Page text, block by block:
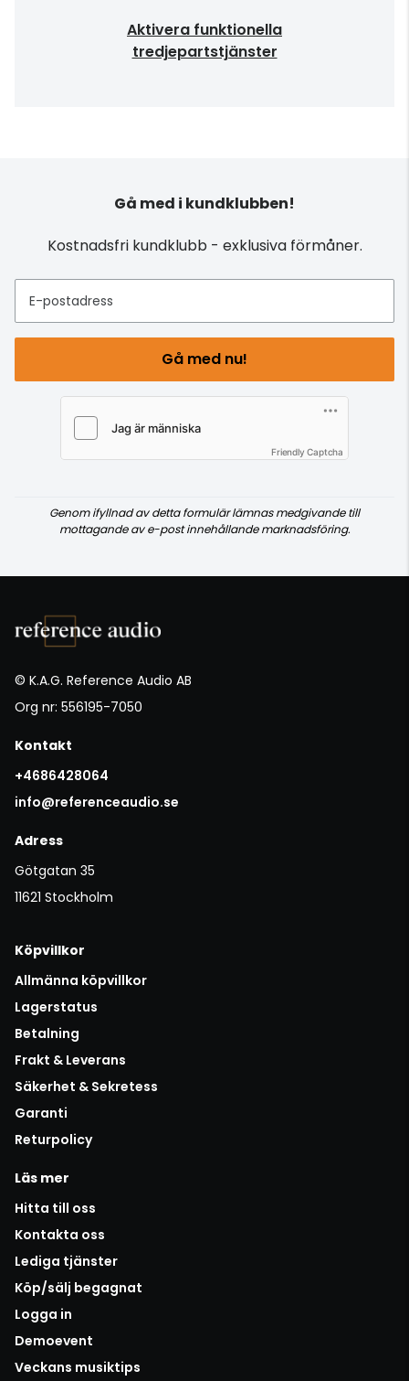
Aktivera funktionella
tredjepartstjänster
Gå med i kundklubben!
Kostnadsfri kundklubb - exklusiva förmåner.
E-postadress
Gå med nu!
Friendly Captcha
Genom ifyllnad av detta formulär lämnas medgivande till
mottagande av e-post innehållande marknadsföring.
© K.A.G. Reference Audio AB
Org nr: 556195-7050
Kontakt
+4686428064
info@referenceaudio.se
Adress
Götgatan 35
11621 Stockholm
Köpvillkor
Allmänna köpvillkor
Lagerstatus
Betalning
Frakt & Leverans
Säkerhet & Sekretess
Garanti
Returpolicy
Läs mer
Hitta till oss
Kontakta oss
Lediga tjänster
Köp/sälj begagnat
Logga in
Demoevent
Veckans musiktips